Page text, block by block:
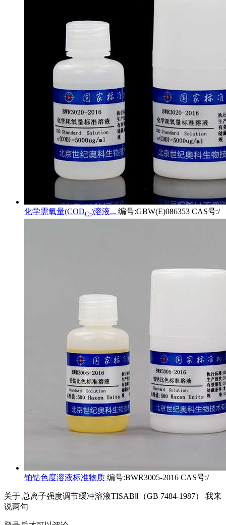
化学需氧量(CODCr)溶液... 编号:GBW(E)086353 CAS号:/
铂钴色度溶液标准物质 编号:BWR3005-2016 CAS号:/
关于 总离子强度调节缓冲溶液TISABⅡ（GB 7484-1987） 我来
说两句